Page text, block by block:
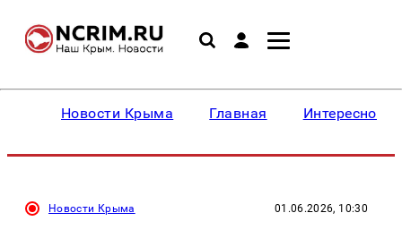
Новости Крыма Главная Интересное
Новости Крыма 01.06.2026, 10:30